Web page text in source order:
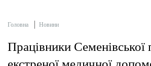
Головна Новини
Працівники Семенівської